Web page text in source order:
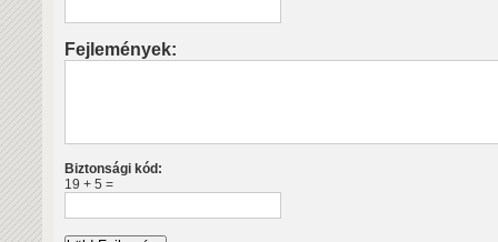
Fejlemények:
Biztonsági kód:
19 + 5 =